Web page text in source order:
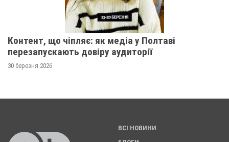
Контент, що чіпляє: як медіа у Полтаві
перезапускають довіру аудиторії
30 березня 2026
ВСІ НОВИНИ